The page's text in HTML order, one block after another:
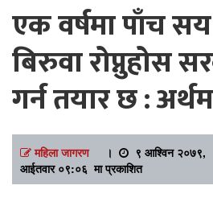
एक वर्षमा पाँच
बिरुवा रोप्नुहोस
गर्न तयार छ :
महिला जागरण।
९ आश्विन २०७९,
आईतवार ०९:०६ मा प्रकाशित